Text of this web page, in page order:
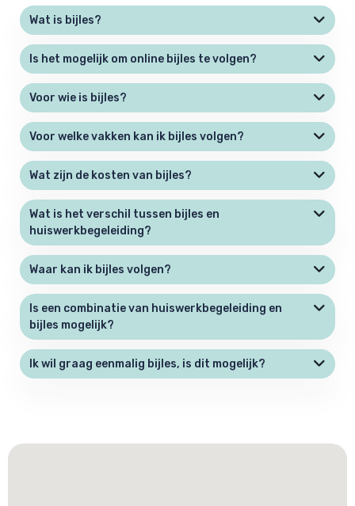
Wat is bijles?
Is het mogelijk om online bijles te volgen?
Voor wie is bijles?
Voor welke vakken kan ik bijles volgen?
Wat zijn de kosten van bijles?
Wat is het verschil tussen bijles en
huiswerkbegeleiding?
Waar kan ik bijles volgen?
Is een combinatie van huiswerkbegeleiding en
bijles mogelijk?
Ik wil graag eenmalig bijles, is dit mogelijk?